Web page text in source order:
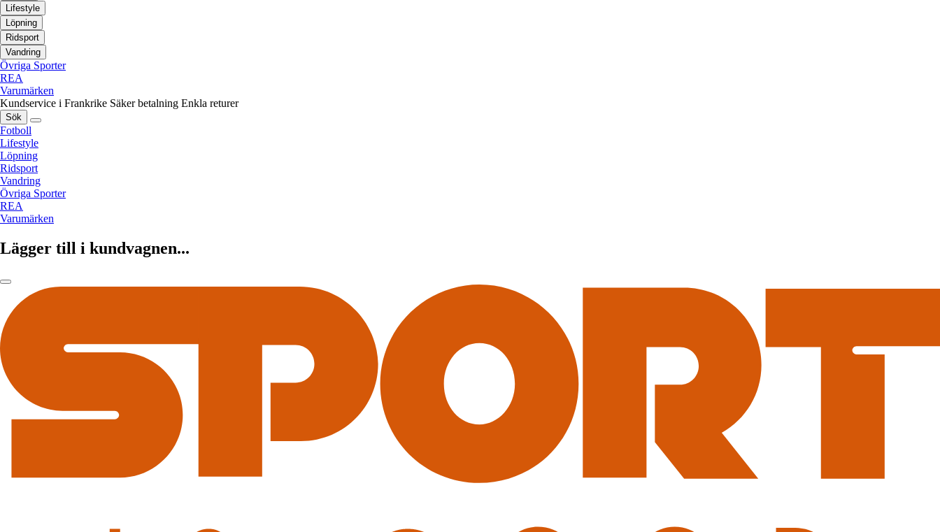
Lifestyle
Löpning
Ridsport
Vandring
Övriga Sporter
REA
Varumärken
Kundservice i Frankrike Säker betalning Enkla returer
Sök
Fotboll
Lifestyle
Löpning
Ridsport
Vandring
Övriga Sporter
REA
Varumärken
Lägger till i kundvagnen...